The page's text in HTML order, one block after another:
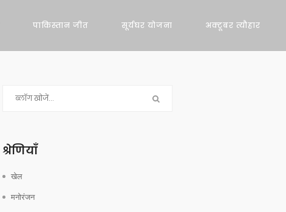
पाकिस्तान जीत सूर्यघर योजना अक्टूबर त्यौहार
श्रेणियाँ
खेल
मनोरंजन